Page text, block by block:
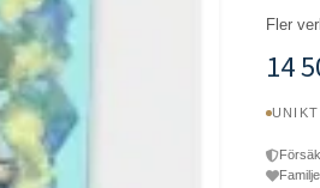
Fler
14